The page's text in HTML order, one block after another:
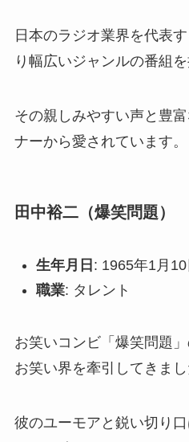
日本のラジオ業界を代表
り幅広いジャンルの番組
その親しみやすい声と豊
ナーから愛されています。
田中裕二（爆笑問題）
生年月日 : 1965年1月10
職業: タレント
お笑いコンビ「爆笑問題
お笑い界を牽引してきまし
彼のユーモアと鋭い切り